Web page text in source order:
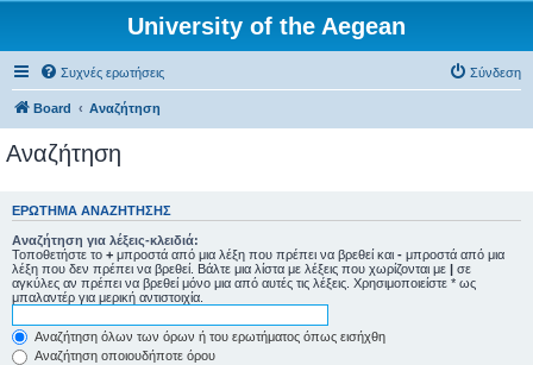
University of the Aegean
Συχνές ερωτήσεις Σύνδεση
Board Αναζήτηση
Αναζήτηση
ΕΡΏΤΗΜΑ ΑΝΑΖΉΤΗΣΗΣ
Αναζήτηση για λέξεις-κλειδιά:
Τοποθετήστε το + μπροστά από μια λέξη που πρέπει να βρεθεί και - μπροστά από μια
λέξη που δεν πρέπει να βρεθεί. Βάλτε μια λίστα με λέξεις που χωρίζονται με | σε
αγκύλες αν πρέπει να βρεθεί μόνο μια από αυτές τις λέξεις. Χρησιμοποιείστε * ως
μπαλαντέρ για μερική αντιστοιχία.
Αναζήτηση όλων των όρων ή του ερωτήματος όπως εισήχθη
Αναζήτηση οποιουδήποτε όρου